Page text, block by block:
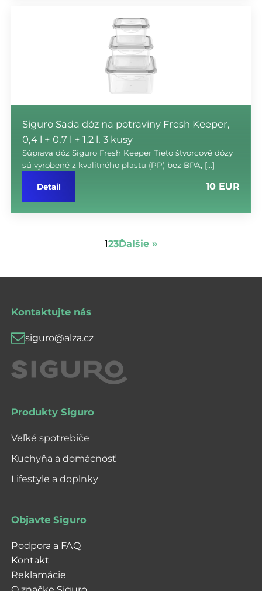
Siguro Sada dóz na potraviny Fresh Keeper,
0,4 l + 0,7 l + 1,2 l, 3 kusy
Súprava dóz Siguro Fresh Keeper Tieto štvorcové dózy
sú vyrobené z kvalitného plastu (PP) bez BPA, […]
Detail 10 EUR
123Ďalšie »
Kontaktujte nás
siguro@alza.cz
Produkty Siguro
Veľké spotrebiče
Kuchyňa a domácnosť
Lifestyle a doplnky
Objavte Siguro
Podpora a FAQ
Kontakt
Reklamácie